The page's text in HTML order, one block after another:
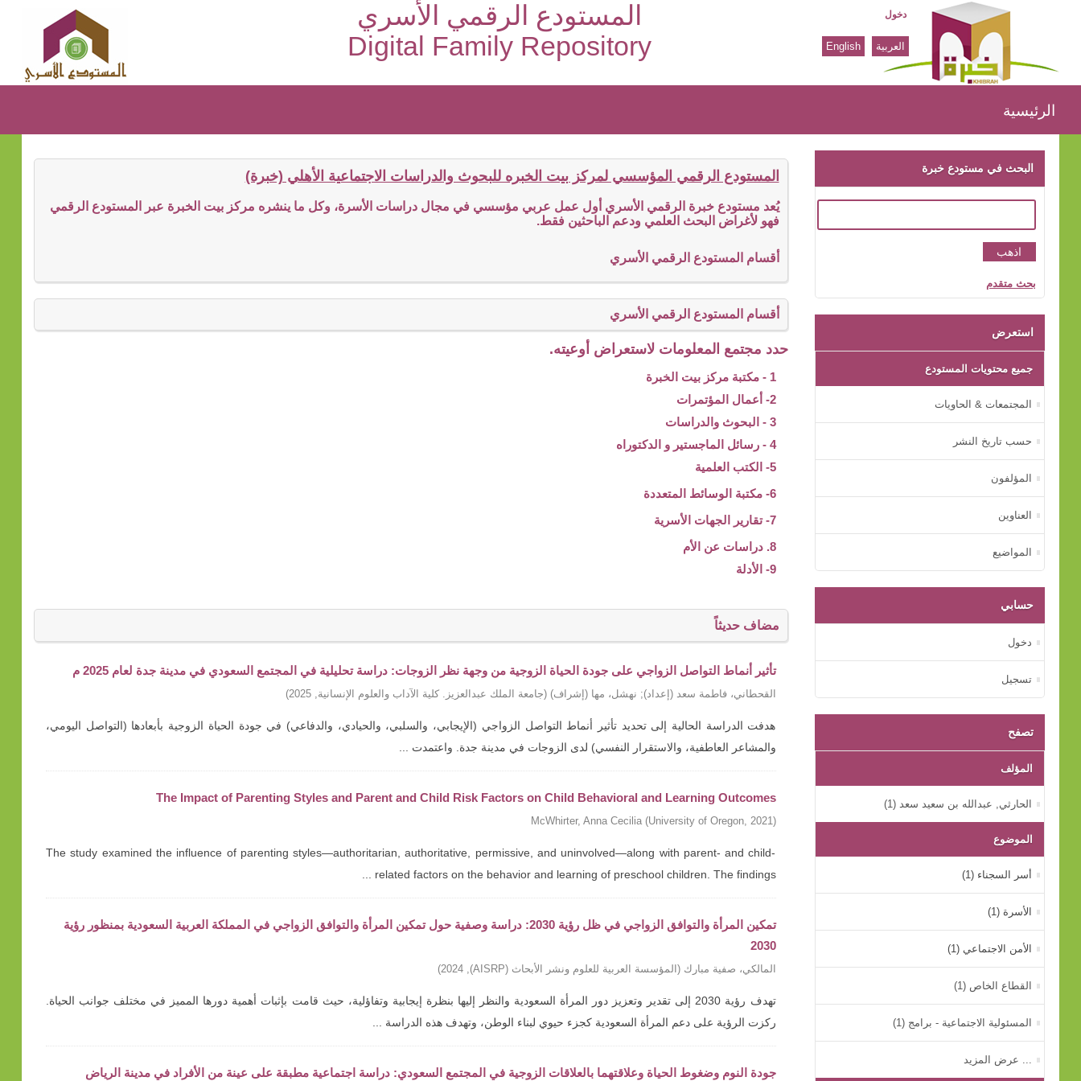
المستودع الرقمي الأسري
Digital Family Repository
الرئيسية
دخول
العربية English
الرئيسية
المستودع الرقمي المؤسسي لمركز بيت الخبره للبحوث والدراسات الاجتماعية الأهلي (خبرة)
يُعد مستودع خبرة الرقمي الأسري أول عمل عربي مؤسسي في مجال دراسات الأسرة، وكل ما ينشره مركز بيت الخبرة عبر المستودع الرقمي
فهو لأغراض البحث العلمي ودعم الباحثين فقط.
أقسام المستودع الرقمي الأسري
أقسام المستودع الرقمي الأسري
حدد مجتمع المعلومات لاستعراض أوعيته.
1 - مكتبة مركز بيت الخبرة
2- أعمال المؤتمرات
3 - البحوث والدراسات
4 - رسائل الماجستير و الدكتوراه
5- الكتب العلمية
6- مكتبة الوسائط المتعددة
7- تقارير الجهات الأسرية
8. دراسات عن الأم
9- الأدلة
مضاف حديثاً
تأثير أنماط التواصل الزواجي على جودة الحياة الزوجية من وجهة نظر الزوجات: دراسة تحليلية في المجتمع السعودي في مدينة جدة لعام 2025 م
القحطاني، فاطمة سعد (إعداد); نهشل، مها (إشراف) (جامعة الملك عبدالعزيز. كلية الآداب والعلوم الإنسانية,
2025
)
هدفت الدراسة الحالية إلى تحديد تأثير أنماط التواصل الزواجي (الإيجابي، والسلبي، والحيادي، والدفاعي) في جودة الحياة الزوجية بأبعادها (التواصل اليومي،
والمشاعر العاطفية، والاستقرار النفسي) لدى الزوجات في مدينة جدة. واعتمدت ...
The Impact of Parenting Styles and Parent and Child Risk Factors on Child Behavioral and Learning Outcomes
McWhirter, Anna Cecilia (University of Oregon, 2021)
The study examined the influence of parenting styles—authoritarian, authoritative, permissive, and uninvolved—along with parent- and child-
related factors on the behavior and learning of preschool children. The findings ...
تمكين المرأة والتوافق الزواجي في ظل رؤية 2030: دراسة وصفية حول تمكين المرأة والتوافق الزواجي في المملكة العربية السعودية بمنظور رؤية
2030
المالكي، صفية مبارك ( المؤسسة العربية للعلوم ونشر الأبحاث (AISRP) ,
2024
)
تهدف رؤية 2030 إلى تقدير وتعزيز دور المرأة السعودية والنظر إليها بنظرة إيجابية وتفاؤلية، حيث قامت بإثبات أهمية دورها المميز في مختلف جوانب الحياة.
ركزت الرؤية على دعم المرأة السعودية كجزء حيوي لبناء الوطن، وتهدف هذه الدراسة ...
جودة النوم وضغوط الحياة وعلاقتهما بالعلاقات الزوجية في المجتمع السعودي: دراسة اجتماعية مطبقة على عينة من الأفراد في مدينة الرياض
البحث في مستودع خبرة
بحث متقدم
استعرض
جميع محتويات المستودع
المجتمعات & الحاويات
حسب تاريخ النشر
المؤلفون
العناوين
المواضيع
حسابي
دخول
تسجيل
تصفح
المؤلف
الحارثي, عبدالله بن سعيد سعد (1)
الموضوع
أسر السجناء (1)
الأسرة (1)
الأمن الاجتماعي (1)
القطاع الخاص (1)
المسئولية الاجتماعية - برامج (1)
... عرض المزيد